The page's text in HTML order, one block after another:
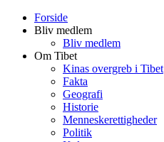
Forside
Bliv medlem
Bliv medlem
Om Tibet
Kinas overgreb i Tibet
Fakta
Geografi
Historie
Menneskerettigheder
Politik